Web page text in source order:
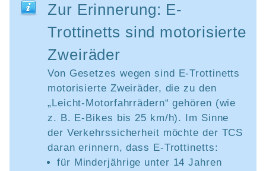
Zur Erinnerung: E-
Trottinetts sind motorisierte
Zweiräder
Von Gesetzes wegen sind E-Trottinetts
motorisierte Zweiräder, die zu den
„Leicht-Motorfahrrädern“ gehören (wie
z. B. E-Bikes bis 25 km/h). Im Sinne
der Verkehrssicherheit möchte der TCS
daran erinnern, dass E-Trottinetts:
für Minderjährige unter 14 Jahren